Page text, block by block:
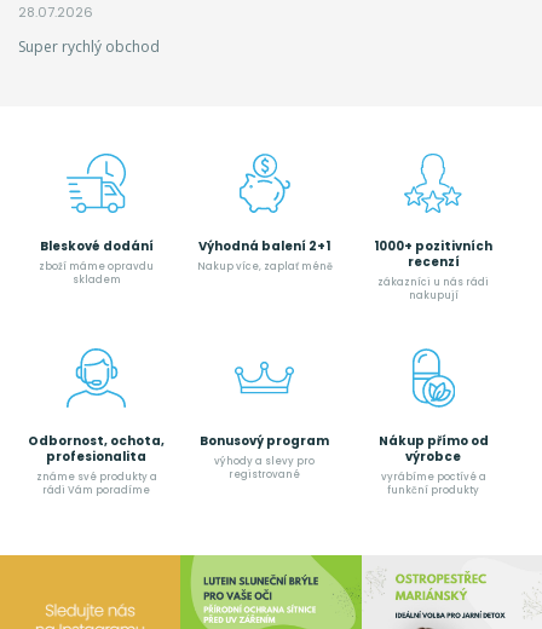
28.07.2026
Super rychlý obchod
Bleskové dodání
zboží máme opravdu
skladem
Výhodná balení 2+1
Nakup více, zaplať méně
1000+ pozitivních
recenzí
zákazníci u nás rádi
nakupují
Odbornost, ochota,
profesionalita
známe své produkty a
rádi Vám poradíme
Bonusový program
výhody a slevy pro
registrované
Nákup přímo od
výrobce
vyrábíme poctívé a
funkční produkty